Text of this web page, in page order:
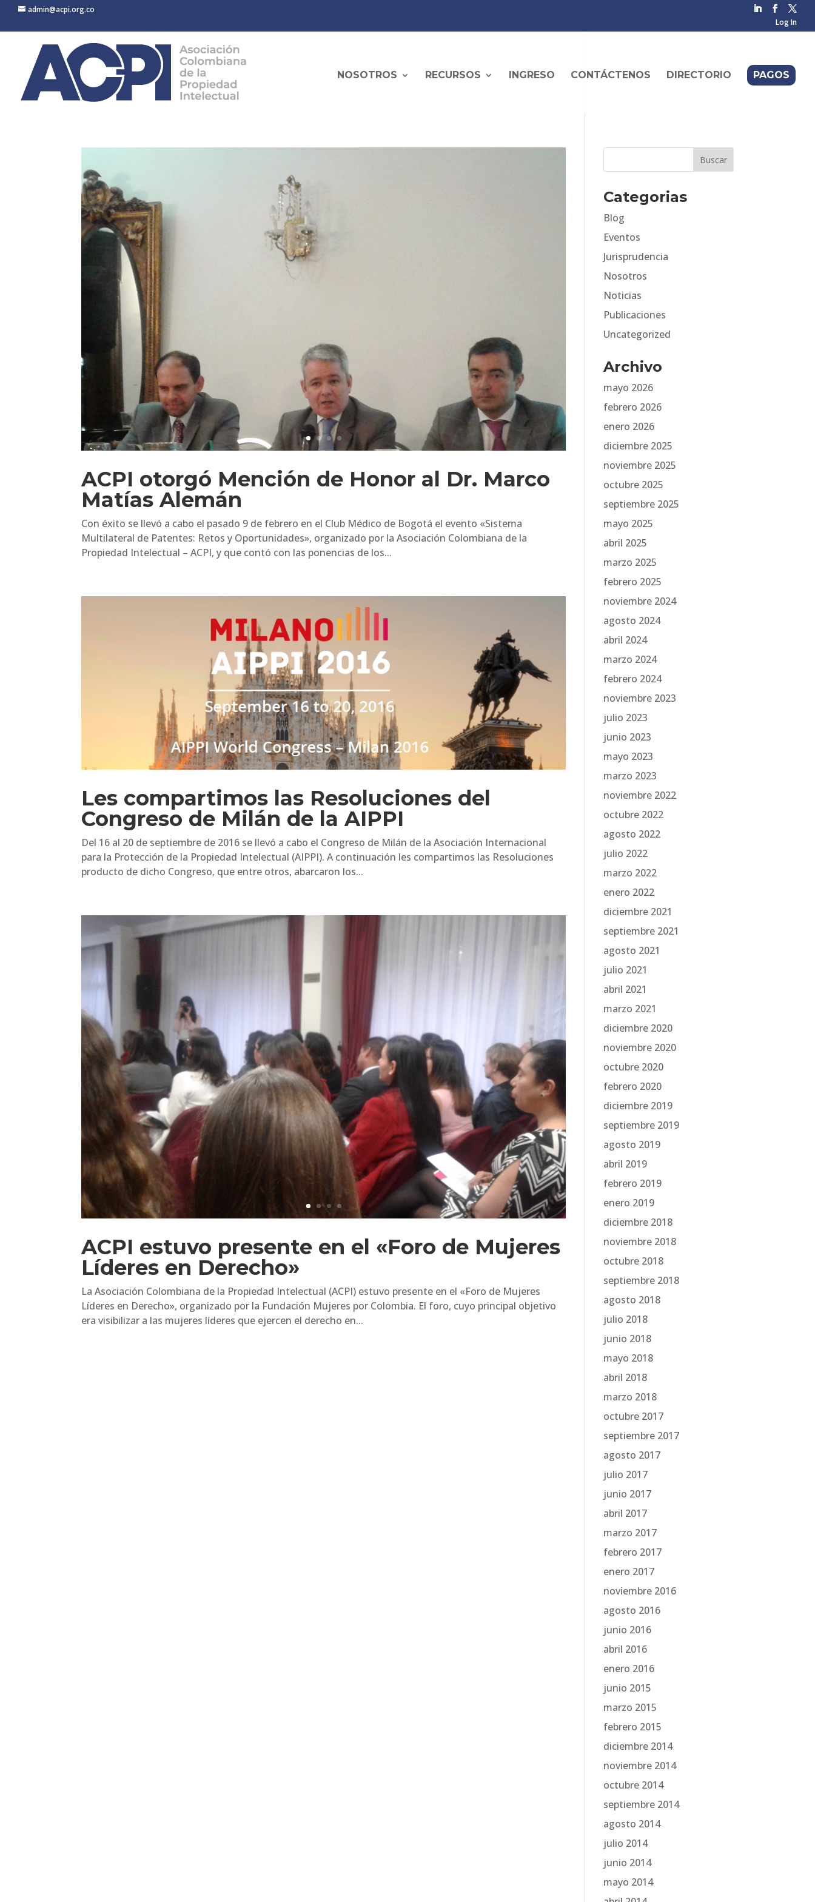
admin@acpi.org.co
Log In
NOSOTROS RECURSOS INGRESO CONTÁCTENOS DIRECTORIO PAGOS
ACPI otorgó Mención de Honor al Dr. Marco
Matías Alemán
Con éxito se llevó a cabo el pasado 9 de febrero en el Club Médico de Bogotá el evento «Sistema
Multilateral de Patentes: Retos y Oportunidades», organizado por la Asociación Colombiana de la
Propiedad Intelectual – ACPI, y que contó con las ponencias de los...
Les compartimos las Resoluciones del
Congreso de Milán de la AIPPI
Del 16 al 20 de septiembre de 2016 se llevó a cabo el Congreso de Milán de la Asociación Internacional
para la Protección de la Propiedad Intelectual (AIPPI). A continuación les compartimos las Resoluciones
producto de dicho Congreso, que entre otros, abarcaron los...
ACPI estuvo presente en el «Foro de Mujeres
Líderes en Derecho»
La Asociación Colombiana de la Propiedad Intelectual (ACPI) estuvo presente en el «Foro de Mujeres
Líderes en Derecho», organizado por la Fundación Mujeres por Colombia. El foro, cuyo principal objetivo
era visibilizar a las mujeres líderes que ejercen el derecho en...
Categorias
Blog
Eventos
Jurisprudencia
Nosotros
Noticias
Publicaciones
Uncategorized
Archivo
mayo 2026
febrero 2026
enero 2026
diciembre 2025
noviembre 2025
octubre 2025
septiembre 2025
mayo 2025
abril 2025
marzo 2025
febrero 2025
noviembre 2024
agosto 2024
abril 2024
marzo 2024
febrero 2024
noviembre 2023
julio 2023
junio 2023
mayo 2023
marzo 2023
noviembre 2022
octubre 2022
agosto 2022
julio 2022
marzo 2022
enero 2022
diciembre 2021
septiembre 2021
agosto 2021
julio 2021
abril 2021
marzo 2021
diciembre 2020
noviembre 2020
octubre 2020
febrero 2020
diciembre 2019
septiembre 2019
agosto 2019
abril 2019
febrero 2019
enero 2019
diciembre 2018
noviembre 2018
octubre 2018
septiembre 2018
agosto 2018
julio 2018
junio 2018
mayo 2018
abril 2018
marzo 2018
octubre 2017
septiembre 2017
agosto 2017
julio 2017
junio 2017
abril 2017
marzo 2017
febrero 2017
enero 2017
noviembre 2016
agosto 2016
junio 2016
abril 2016
enero 2016
junio 2015
marzo 2015
febrero 2015
diciembre 2014
noviembre 2014
octubre 2014
septiembre 2014
agosto 2014
julio 2014
junio 2014
mayo 2014